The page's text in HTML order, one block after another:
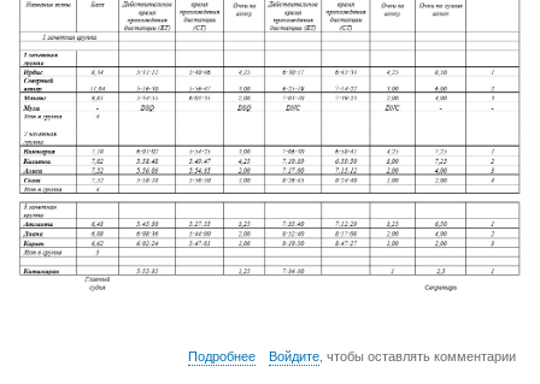
Подробнеео
Войдите, чтобы оставлять комментарии